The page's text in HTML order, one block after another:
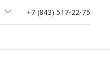
+7 (843) 517-22-75